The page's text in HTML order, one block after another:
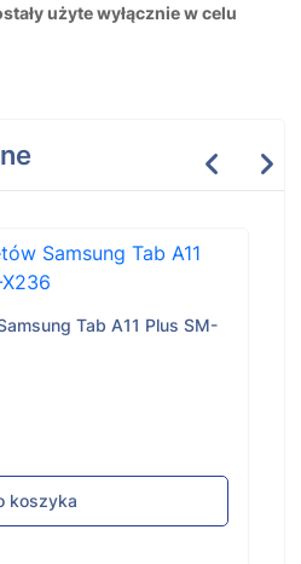
użyte wyłącznie w celu
Tab A11 Plus SM-
koszyka